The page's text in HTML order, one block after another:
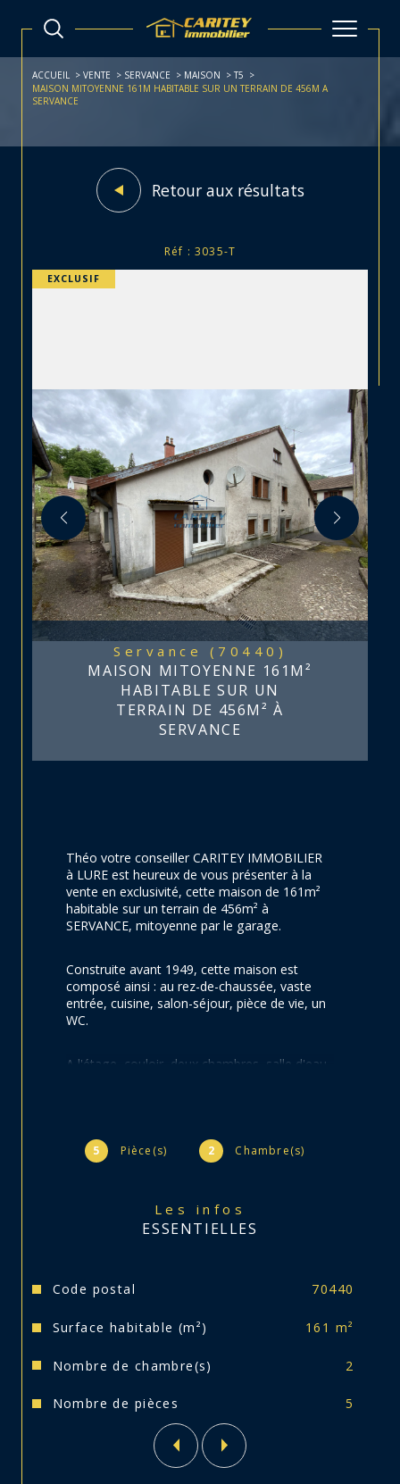
ACCUEIL VENTE SERVANCE MAISON
T5
MAISON MITOYENNE 161M HABITABLE SUR UN TERRAIN DE 456M A
SERVANCE
Retour aux résultats
Réf : 3035-T
EXCLUSIF
Servance (70440)
MAISON MITOYENNE 161M²
HABITABLE SUR UN
TERRAIN DE 456M² À
SERVANCE
5 Pièce(s) 2 Chambre(s)
Les infos
ESSENTIELLES
Caractéristiques Valeurs
Code postal 70440
Surface habitable (m²) 161 m²
Nombre de chambre(s) 2
Nombre de pièces 5
Théo votre conseiller CARITEY IMMOBILIER
à LURE est heureux de vous présenter à la
vente en exclusivité, cette maison de 161m²
habitable sur un terrain de 456m² à
SERVANCE, mitoyenne par le garage.
Construite avant 1949, cette maison est
composé ainsi : au rez-de-chaussée, vaste
entrée, cuisine, salon-séjour, pièce de vie, un
WC.
A l'étage, couloir, deux chambres, salle d'eau
chaufferie, remise bûcher.
chaussée, chaudière fuel, fenêtres simple
vitrage en haut.
rafraîchir.
Votre conseiller se tient à votre disposition.